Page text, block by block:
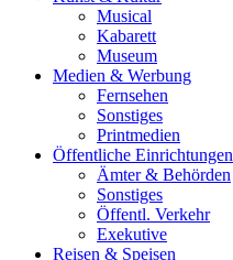
Musical
Kabarett
Museum
Medien & Werbung
Fernsehen
Sonstiges
Printmedien
Öffentliche Einrichtungen
Ämter & Behörden
Sonstiges
Öffentl. Verkehr
Exekutive
Reisen & Speisen